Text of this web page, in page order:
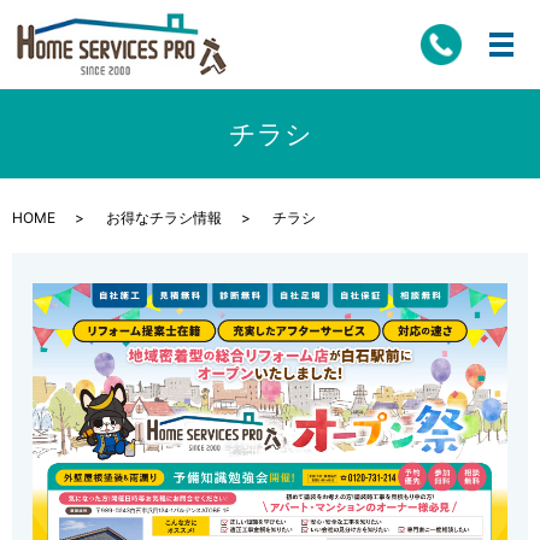
チラシ
HOME お得なチラシ情報 チラシ